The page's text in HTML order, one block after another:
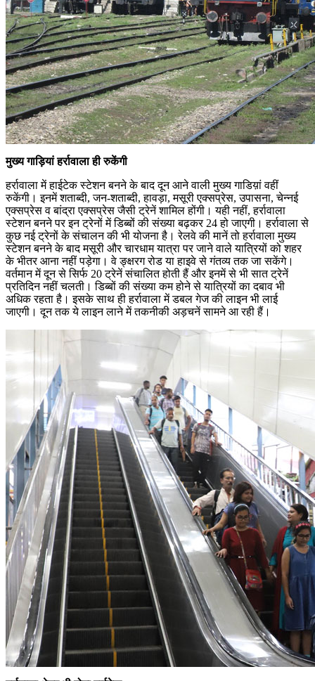
मुख्य गाड़ि‍यां हर्रावाला ही रुकेंगी
हर्रावाला में हाईटेक स्टेशन बनने के बाद दून आने वाली मुख्य गाडिय़ां वहीं
रुकेंगी। इनमें शताब्दी, जन-शताब्दी, हावड़ा, मसूरी एक्सप्रेस, उपासना, चेन्नई
एक्सप्रेस व बांद्रा एक्सप्रेस जैसी ट्रेनें शामिल होंगी। यही नहीं, हर्रावाला
स्टेशन बनने पर इन ट्रेनों में डिब्बों की संख्या बढ़कर 24 हो जाएगी। हर्रावाला से
कुछ नई ट्रेनों के संचालन की भी योजना है। रेलवे की मानें तो हर्रावाला मुख्य
स्टेशन बनने के बाद मसूरी और चारधाम यात्रा पर जाने वाले यात्रियों को शहर
के भीतर आना नहीं पड़ेगा। वे ङ्क्षरग रोड या हाइवे से गंतव्य तक जा सकेंगे।
वर्तमान में दून से सिर्फ 20 ट्रेनें संचालित होती हैं और इनमें से भी सात ट्रेनें
प्रतिदिन नहीं चलती। डिब्बों की संख्या कम होने से यात्रियों का दबाव भी
अधिक रहता है। इसके साथ ही हर्रावाला में डबल गेज की लाइन भी लाई
जाएगी। दून तक ये लाइन लाने में तकनीकी अड़चनें सामने आ रही हैं।